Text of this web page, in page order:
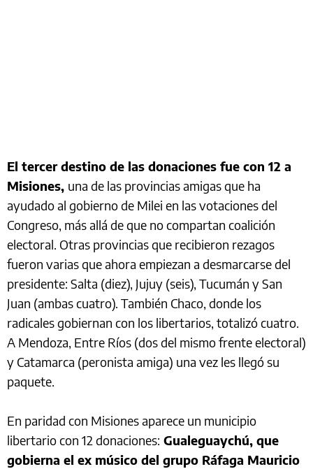
El tercer destino de las donaciones fue con 12 a
Misiones, una de las provincias amigas que ha
ayudado al gobierno de Milei en las votaciones del
Congreso, más allá de que no compartan coalición
electoral. Otras provincias que recibieron rezagos
fueron varias que ahora empiezan a desmarcarse del
presidente: Salta (diez), Jujuy (seis), Tucumán y San
Juan (ambas cuatro). También Chaco, donde los
radicales gobiernan con los libertarios, totalizó cuatro.
A Mendoza, Entre Ríos (dos del mismo frente electoral)
y Catamarca (peronista amiga) una vez les llegó su
paquete.
En paridad con Misiones aparece un municipio
libertario con 12 donaciones: Gualeguaychú, que
gobierna el ex músico del grupo Ráfaga Mauricio